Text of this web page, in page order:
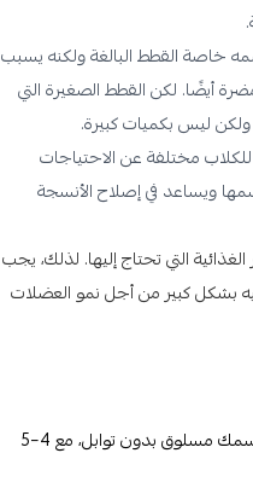
خاصة القطط البالغة ولكنه يسبب
أيضًا. لكن القطط الصغيرة التي
ليس بكميات كبيرة.
مختلفة عن الاحتياجات
ويساعد في إصلاح الأنسجة
التي تحتاج إليها. لذلك، يجب
بشكل كبير من أجل نمو العضلات
يأكل القط في عمر شهرين طعامًا مخصصًا للقطط الصغيرة مثل الدراي فود أو الويت فود، ويمكن تقديم دجاج أو سمك مسلوق بدون توابل، مع 4–5